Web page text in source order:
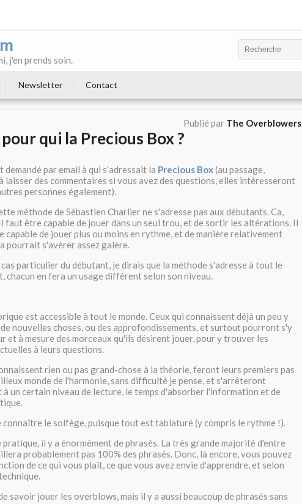
j'en prends soin.
Newsletter Contact
Publié par The Overblowers
qui la Precious Box ?
demandé par email à qui s'adressait la Precious Box(au passage,
laisser des commentaires si vous avez des questions, elles intéresseront
personnes également).
méthode de Sébastien Charlier ne s'adresse pas aux débutants. Ca,
faut être capable de jouer dans un seul trou, et de sortir les altérations. Il
capable de jouer plus ou moins en rythme, et de manière relativement
pourrait s'avérer assez galère.
particulier du débutant, je dirais que la méthode s'adresse à tout le
chacun en fera un usage différent selon son niveau.
est accessible à tout le monde. Ceux qui connaissent déjà un peu y
nouvelles choses, ou des approfondissements, et surtout pourront s'y
et à mesure des morceaux qu'ils désirent jouer, pour y trouver les
à leurs questions.
rien ou pas grand-chose à la théorie, feront leurs premiers pas
monde de l'harmonie, sans difficulté je pense, et s'arrêteront
à un certain niveau de lecture, le temps d'absorber l'information et de
connaître le solfège, puisque tout est tablaturé (y compris le rythme !).
il y a énormément de phrasés. La très grande majorité d'entre
probablement pas 100% des phrasés. Donc, là encore, vous pouvez
de ce qui vous plaît, ce que vous avez envie d'apprendre, et selon
savoir jouer les overblows, mais il y a aussi beaucoup de phrasés sans